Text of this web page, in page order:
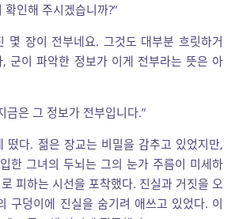
인해 주시겠습니까?”
몇 장이 전부네요. 그것도 대부분 흐릿하거
군이 파악한 정보가 이게 전부라는 뜻은 아
은 그 정보가 전부입니다.”
떴다. 젊은 장교는 비밀을 감추고 있었지만,
한 그녀의 두뇌는 그의 눈가 주름이 미세하
피하는 시선을 포착했다. 진실과 거짓을 오
구덩이에 진실을 숨기려 애쓰고 있었다. 이